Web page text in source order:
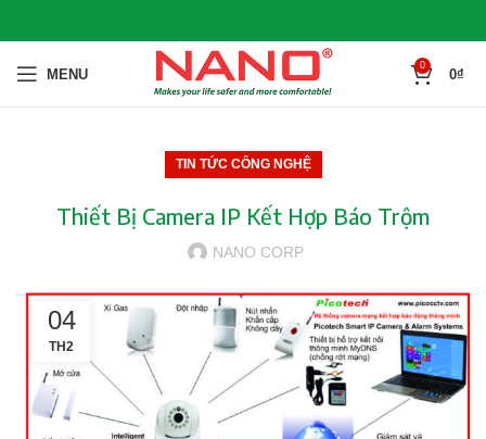
MENU
0
0₫
TIN TỨC CÔNG NGHỆ
Thiết Bị Camera IP Kết Hợp Báo Trộm
NANO CORP
04
TH2